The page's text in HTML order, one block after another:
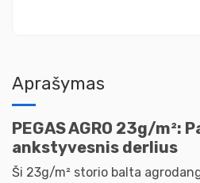
Aprašymas
PEGAS AGRO 23g/m²:
ankstyvesnis derlius
Ši 23g/m² storio balta